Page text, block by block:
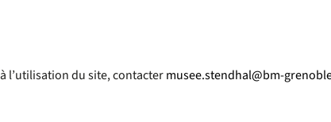
l’utilisation du site, contactermusee.stendhal@bm-